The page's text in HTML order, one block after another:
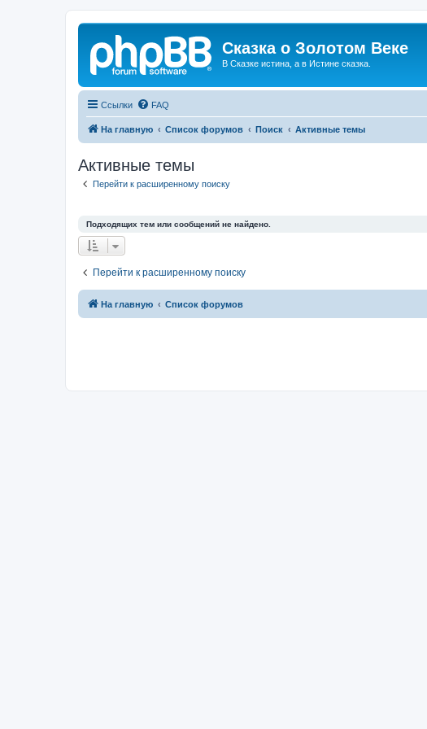
Сказка о Золотом Веке
В Сказке истина, а в Истине сказка.
Ссылки FAQ
На главную Список форумов Поиск Активные темы
Активные темы
Перейти к расширенному поиску
Подходящих тем или сообщений не найдено.
Перейти к расширенному поиску
На главную Список форумов